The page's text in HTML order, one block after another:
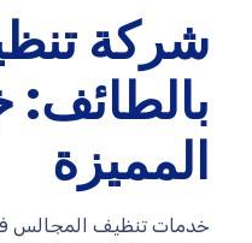
شركة
بالطائف:
المميزة
خدمات تنظيف المجالس